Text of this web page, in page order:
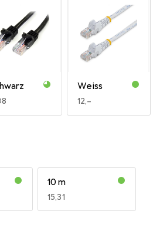
Weiss
EUR
12,–
10 m
EUR
15,31